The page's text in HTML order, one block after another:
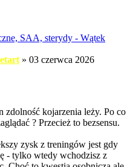
SAA, sterydy - Wątek
» 03 czerwca 2026
zdolność kojarzenia leży. Po co
? Przecież to bezsensu.
zysk z treningów jest gdy
- tylko wtedy wchodzisz z